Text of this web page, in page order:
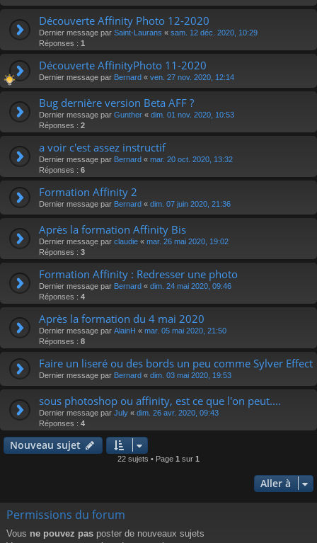
Découverte Affinity Photo 12-2020
Dernier message par Saint-Laurans « sam. 12 déc. 2020, 10:29
Réponses : 1
Découverte AffinityPhoto 11-2020
Dernier message par Bernard « ven. 27 nov. 2020, 12:14
Bug dernière version Beta AFF ?
Dernier message par Gunther « dim. 01 nov. 2020, 10:53
Réponses : 2
a voir c'est assez instructif
Dernier message par Bernard « mar. 20 oct. 2020, 13:32
Réponses : 6
Formation Affinity 2
Dernier message par Bernard « dim. 07 juin 2020, 21:36
Après la formation Affinity Bis
Dernier message par claudie « mar. 26 mai 2020, 19:02
Réponses : 3
Formation Affinity : Redresser une photo
Dernier message par Bernard « dim. 24 mai 2020, 09:46
Réponses : 4
Après la formation du 4 mai 2020
Dernier message par AlainH « mar. 05 mai 2020, 21:50
Réponses : 8
Faire un liseré ou des bords un peu comme Sylver Effect
Dernier message par Bernard « dim. 03 mai 2020, 19:53
sous photoshop ou affinity, est ce que l'on peut....
Dernier message par July « dim. 26 avr. 2020, 09:43
Réponses : 4
Nouveau sujet
22 sujets • Page 1 sur 1
Aller à
Permissions du forum
Vous ne pouvez pas poster de nouveaux sujets